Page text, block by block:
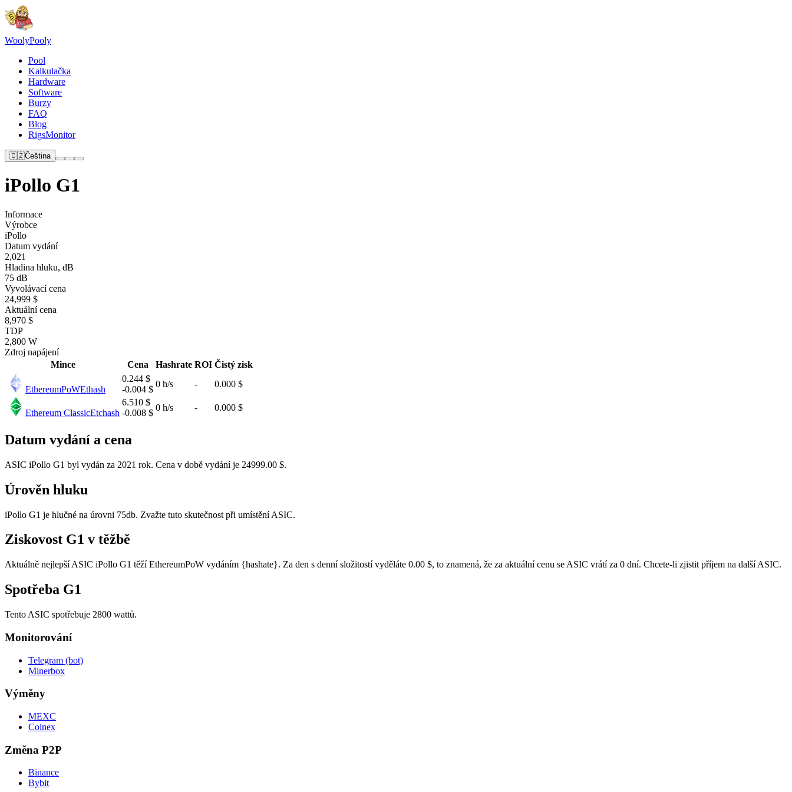
WoolyPooly
Pool
Kalkulačka
Hardware
Software
Burzy
FAQ
Blog
RigsMonitor
🇨🇿Čeština
iPollo G1
Informace
Výrobce
iPollo
Datum vydání
2,021
Hladina hluku, dB
75 dB
Vyvolávací cena
24,999 $
Aktuální cena
8,970 $
TDP
2,800 W
Zdroj napájení
Mince
Cena Hashrate ROI Čistý zisk
EthereumPoWEthash
0.244 $
-0.004 $
0 h/s - 0.000 $
Ethereum ClassicEtchash
6.510 $
-0.008 $
0 h/s - 0.000 $
Datum vydání a cena
ASIC iPollo G1 byl vydán za 2021 rok. Cena v době vydání je 24999.00 $.
Úrověn hluku
iPollo G1 je hlučné na úrovni 75db. Zvažte tuto skutečnost při umístění ASIC.
Ziskovost G1 v těžbě
Aktuálně nejlepší ASIC iPollo G1 těží EthereumPoW vydáním {hashate}. Za den s denní složitostí vyděláte 0.00 $, to znamená, že za aktuální cenu se ASIC vrátí za 0 dní. Chcete-li zjistit příjem na další ASIC.
Spotřeba G1
Tento ASIC spotřebuje 2800 wattů.
Monitorování
Telegram (bot)
Minerbox
Výměny
MEXC
Coinex
Změna P2P
Binance
Bybit